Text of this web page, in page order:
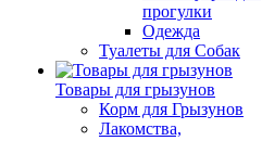
прогулки
Одежда
Туалеты для Собак
Товары для грызунов
Корм для Грызунов
Лакомства,